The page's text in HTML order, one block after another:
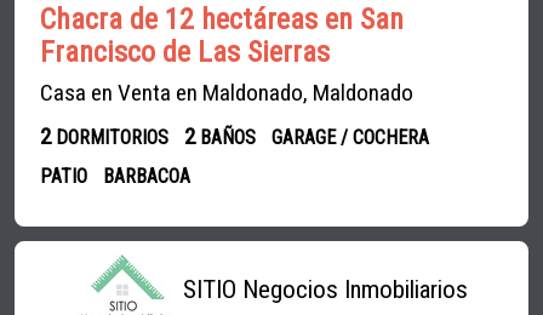
Chacra de 12 hectáreas en San
Francisco de Las Sierras
Casa en Venta en Maldonado, Maldonado
2DORMITORIOS 2BAÑOS
GARAGE / COCHERA
PATIO
BARBACOA
SITIO Negocios Inmobiliarios